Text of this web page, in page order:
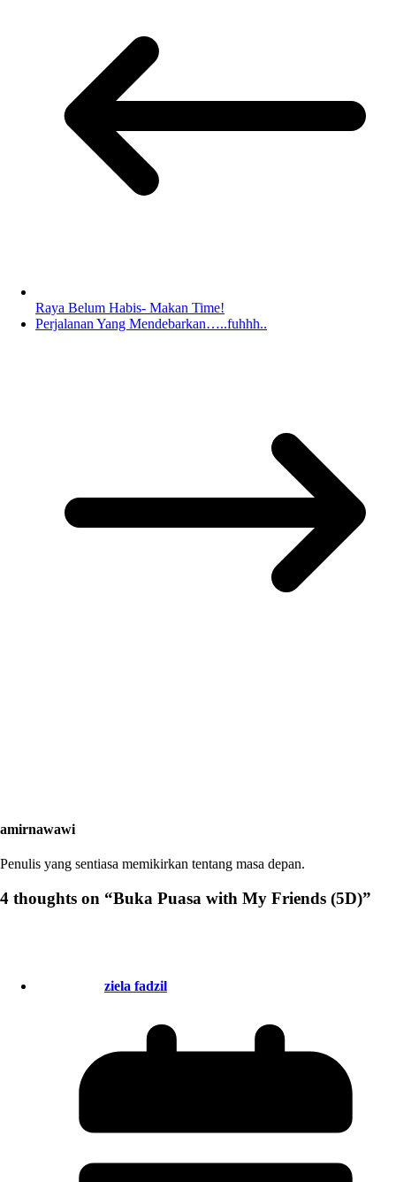
Raya Belum Habis- Makan Time!
Perjalanan Yang Mendebarkan…..fuhhh..
amirnawawi
Penulis yang sentiasa memikirkan tentang masa depan.
4 thoughts on “Buka Puasa with My Friends (5D)”
ziela fadzil